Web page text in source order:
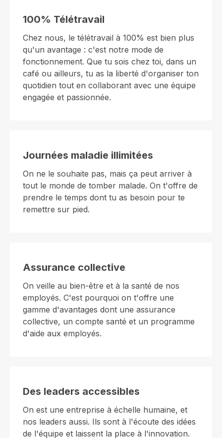
100% Télétravail
Chez nous, le télétravail à 100% est bien plus
qu'un avantage : c'est notre mode de
fonctionnement. Que tu sois chez toi, dans un
café ou ailleurs, tu as la liberté d'organiser ton
quotidien tout en collaborant avec une équipe
engagée et passionnée.
Journées maladie illimitées
On ne le souhaite pas, mais ça peut arriver à
tout le monde de tomber malade. On t'offre de
prendre le temps dont tu as besoin pour te
remettre sur pied.
Assurance collective
On veille au bien-être et à la santé de nos
employés. C'est pourquoi on t'offre une
gamme d'avantages dont une assurance
collective, un compte santé et un programme
d'aide aux employés.
Des leaders accessibles
On est une entreprise à échelle humaine, et
nos leaders aussi. Ils sont à l'écoute des idées
de l'équipe et laissent la place à l'innovation.